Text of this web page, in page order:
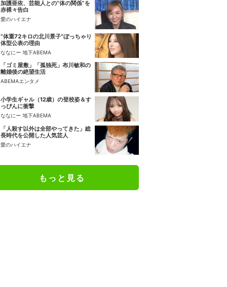
加護亜依、芸能人との“体の関係”を
赤裸々告白
愛のハイエナ
“体重72キロの北川景子”ぽっちゃり
体型公表の理由
ななにー 地下ABEMA
「ゴミ屋敷」「孤独死」布川敏和の
離婚後の絶望生活
ABEMAエンタメ
小学生ギャル（12歳）の登校姿＆す
っぴんに衝撃
ななにー 地下ABEMA
「人殺す以外は全部やってきた」総
長時代を公開した人気芸人
愛のハイエナ
もっと見る